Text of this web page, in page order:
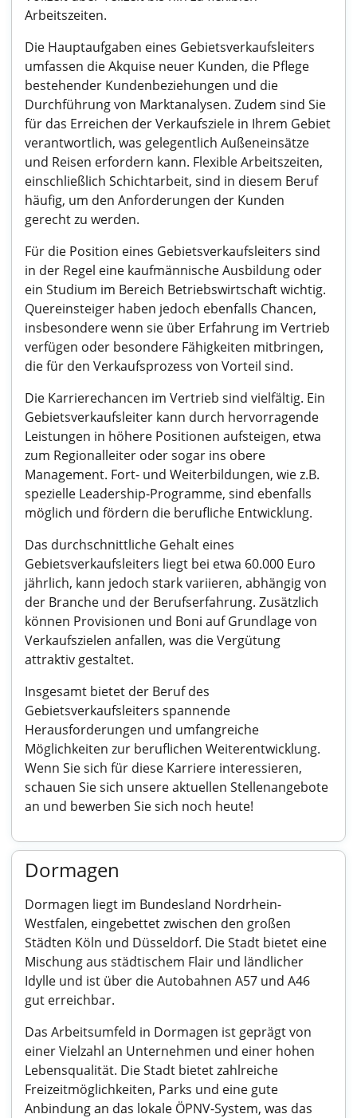
Arbeitszeiten.
Die Hauptaufgaben eines Gebietsverkaufsleiters
umfassen die Akquise neuer Kunden, die Pflege
bestehender Kundenbeziehungen und die
Durchführung von Marktanalysen. Zudem sind Sie
für das Erreichen der Verkaufsziele in Ihrem Gebiet
verantwortlich, was gelegentlich Außeneinsätze
und Reisen erfordern kann. Flexible Arbeitszeiten,
einschließlich Schichtarbeit, sind in diesem Beruf
häufig, um den Anforderungen der Kunden
gerecht zu werden.
Für die Position eines Gebietsverkaufsleiters sind
in der Regel eine kaufmännische Ausbildung oder
ein Studium im Bereich Betriebswirtschaft wichtig.
Quereinsteiger haben jedoch ebenfalls Chancen,
insbesondere wenn sie über Erfahrung im Vertrieb
verfügen oder besondere Fähigkeiten mitbringen,
die für den Verkaufsprozess von Vorteil sind.
Die Karrierechancen im Vertrieb sind vielfältig. Ein
Gebietsverkaufsleiter kann durch hervorragende
Leistungen in höhere Positionen aufsteigen, etwa
zum Regionalleiter oder sogar ins obere
Management. Fort- und Weiterbildungen, wie z.B.
spezielle Leadership-Programme, sind ebenfalls
möglich und fördern die berufliche Entwicklung.
Das durchschnittliche Gehalt eines
Gebietsverkaufsleiters liegt bei etwa 60.000 Euro
jährlich, kann jedoch stark variieren, abhängig von
der Branche und der Berufserfahrung. Zusätzlich
können Provisionen und Boni auf Grundlage von
Verkaufszielen anfallen, was die Vergütung
attraktiv gestaltet.
Insgesamt bietet der Beruf des
Gebietsverkaufsleiters spannende
Herausforderungen und umfangreiche
Möglichkeiten zur beruflichen Weiterentwicklung.
Wenn Sie sich für diese Karriere interessieren,
schauen Sie sich unsere aktuellen Stellenangebote
an und bewerben Sie sich noch heute!
Dormagen
Dormagen liegt im Bundesland Nordrhein-
Westfalen, eingebettet zwischen den großen
Städten Köln und Düsseldorf. Die Stadt bietet eine
Mischung aus städtischem Flair und ländlicher
Idylle und ist über die Autobahnen A57 und A46
gut erreichbar.
Das Arbeitsumfeld in Dormagen ist geprägt von
einer Vielzahl an Unternehmen und einer hohen
Lebensqualität. Die Stadt bietet zahlreiche
Freizeitmöglichkeiten, Parks und eine gute
Anbindung an das lokale ÖPNV-System, was das